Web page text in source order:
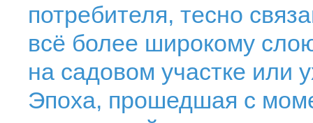
потребителя, тесно
всё более широкому
на садовом участке или
Эпоха, прошедшая с